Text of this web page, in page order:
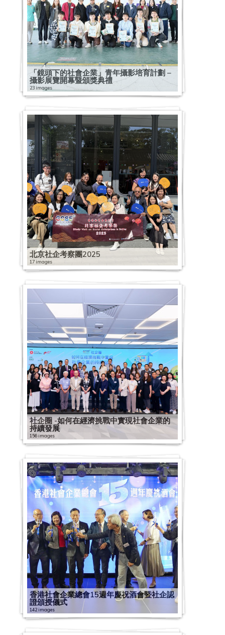
「鏡頭下的社會企業」青年攝影培育計劃 –
攝影展覽開幕暨頒獎典禮
23 images
北京社企考察團2025
17 images
社企圈 -如何在經濟挑戰中實現社會企業的
持續發展
156 images
香港社會企業總會15週年慶祝酒會暨社企認
證頒授儀式
142 images